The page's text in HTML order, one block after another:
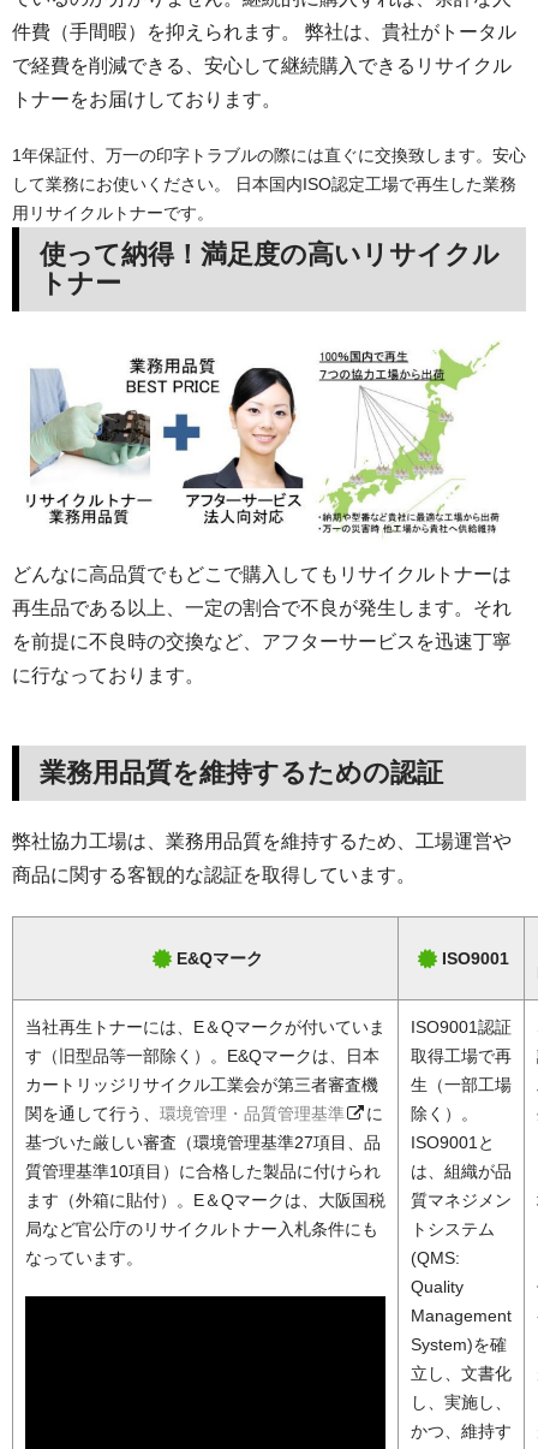
件費（手間暇）を抑えられます。 弊社は、貴社がトータル
で経費を削減できる、安心して継続購入できるリサイクル
トナーをお届けしております。
1年保証付、万一の印字トラブルの際には直ぐに交換致します。安心
して業務にお使いください。 日本国内ISO認定工場で再生した業務
用リサイクルトナーです。
使って納得！満足度の高いリサイクル
トナー
どんなに高品質でもどこで購入してもリサイクルトナーは
再生品である以上、一定の割合で不良が発生します。それ
を前提に不良時の交換など、アフターサービスを迅速丁寧
に行なっております。
業務用品質を維持するための認証
弊社協力工場は、業務用品質を維持するため、工場運営や
商品に関する客観的な認証を取得しています。
E&Qマーク ISO9001
当社再生トナーには、E＆Qマークが付いていま
す（旧型品等一部除く）。E&Qマークは、日本
カートリッジリサイクル工業会が第三者審査機
関を通して行う、 環境管理・品質管理基準
に
基づいた厳しい審査（環境管理基準27項目、品
質管理基準10項目）に合格した製品に付けられ
ます（外箱に貼付）。E＆Qマークは、大阪国税
局など官公庁のリサイクルトナー入札条件にも
なっています。
ISO9001認証
取得工場で再
生（一部工場
除く）。
ISO9001と
は、組織が品
質マネジメン
トシステム
(QMS:
Quality
Management
System)を確
立し、文書化
し、実施し、
かつ、維持す